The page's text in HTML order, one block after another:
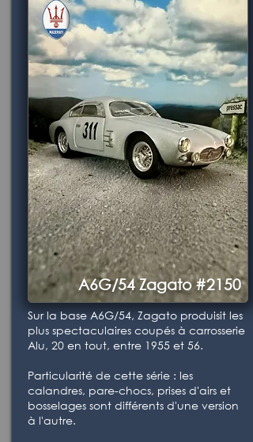
A6G/54 Zagato #2150
Sur la base A6G/54, Zagato produisit les
plus spectaculaires coupés à carrosserie
Alu, 20 en tout, entre 1955 et 56.
Particularité de cette série : les
calandres, pare-chocs, prises d'airs et
bosselages sont différents d'une version
à l'autre.